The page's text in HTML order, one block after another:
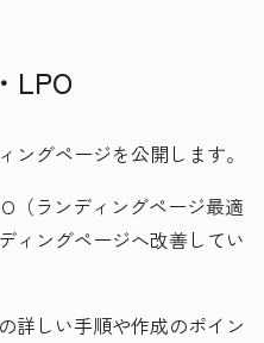
LPO
ングページを公開します。
（ランディングページ最適
ィングページへ改善してい
詳しい手順や作成のポイン